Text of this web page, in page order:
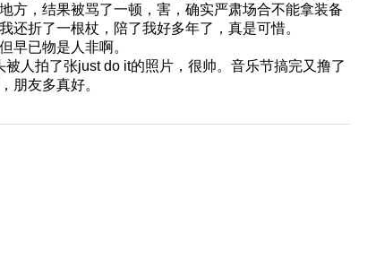
方，结果被骂了一顿，害，确实严肃场合不能拿装备
折了一根杖，陪了我好多年了，真是可惜。
早已物是人非啊。
人拍了张just do it的照片，很帅。音乐节搞完又撸了
朋友多真好。